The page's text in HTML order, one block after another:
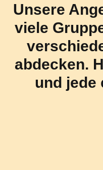
Unsere
viele
abdecken.
und jede